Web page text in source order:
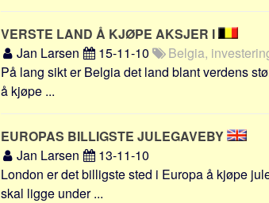
VERSTE LAND Å KJØPE AKSJER I
Jan Larsen
15-11-10
Belgia,
På lang sikt er Belgia det land blant verdens
å kjøpe ...
EUROPAS BILLIGSTE JULEGAVEBY
Jan Larsen
13-11-10
London er det billigste sted i Europa å kjøpe
skal ligge under ...